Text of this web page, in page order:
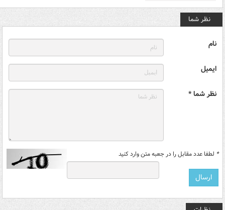
نظر شما
نام
ایمیل
نظر شما *
* لطفا عدد مقابل را در جعبه متن وارد کنید